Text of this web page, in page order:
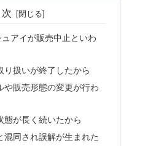
次
アイが販売中止といわ
り扱いが終了したから
や販売形態の変更が行わ
態が長く続いたから
混同され誤解が生まれた